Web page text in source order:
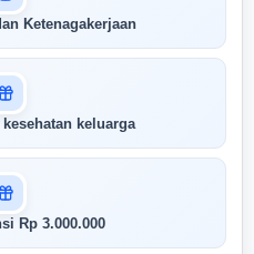
Ketenagakerjaan
keluarga
Rp 3.000.000